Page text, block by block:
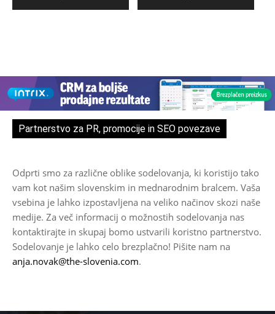
Partnerstvo za PR, promocije in SEO povezave
Odprti smo za različne oblike sodelovanja, ki koristijo tako
vam kot našim slovenskim in mednarodnim bralcem. Vaša
vsebina je lahko izpostavljena na veliko načinov skozi naše
medije. Za več informacij o možnostih sodelovanja nas
kontaktirajte in skupaj bomo ustvarili koristno partnerstvo.
Sodelovanje je lahko celo brezplačno! Pišite nam na
anja.novak@the-slovenia.com.